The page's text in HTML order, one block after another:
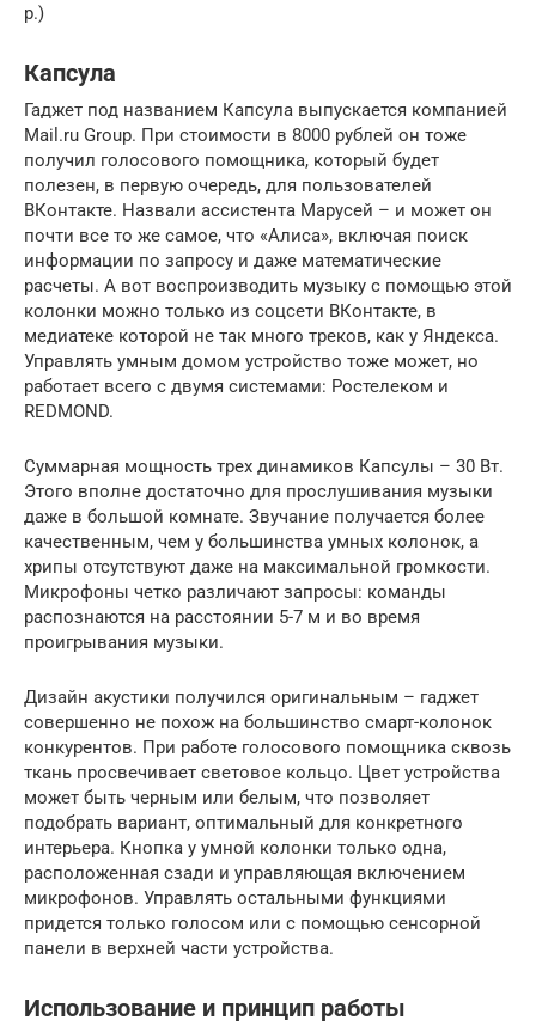
р.)
Капсула
Гаджет под названием Капсула выпускается компанией
Mail.ru Group. При стоимости в 8000 рублей он тоже
получил голосового помощника, который будет
полезен, в первую очередь, для пользователей
ВКонтакте. Назвали ассистента Марусей – и может он
почти все то же самое, что «Алиса», включая поиск
информации по запросу и даже математические
расчеты. А вот воспроизводить музыку с помощью этой
колонки можно только из соцсети ВКонтакте, в
медиатеке которой не так много треков, как у Яндекса.
Управлять умным домом устройство тоже может, но
работает всего с двумя системами: Ростелеком и
REDMOND.
Суммарная мощность трех динамиков Капсулы – 30 Вт.
Этого вполне достаточно для прослушивания музыки
даже в большой комнате. Звучание получается более
качественным, чем у большинства умных колонок, а
хрипы отсутствуют даже на максимальной громкости.
Микрофоны четко различают запросы: команды
распознаются на расстоянии 5-7 м и во время
проигрывания музыки.
Дизайн акустики получился оригинальным – гаджет
совершенно не похож на большинство смарт-колонок
конкурентов. При работе голосового помощника сквозь
ткань просвечивает световое кольцо. Цвет устройства
может быть черным или белым, что позволяет
подобрать вариант, оптимальный для конкретного
интерьера. Кнопка у умной колонки только одна,
расположенная сзади и управляющая включением
микрофонов. Управлять остальными функциями
придется только голосом или с помощью сенсорной
панели в верхней части устройства.
Использование и принцип работы